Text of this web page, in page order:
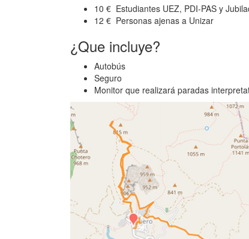
10 € Estudiantes UEZ, PDI-PAS y
12 € Personas ajenas a Unizar
¿Que incluye?
Autobús
Seguro
Monitor que realizará paradas